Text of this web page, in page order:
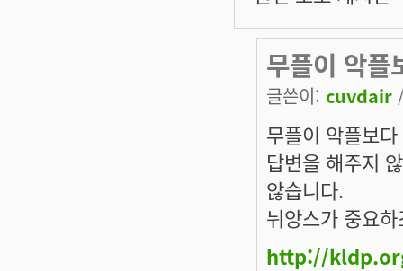
무플이 악플
글쓴이: cuvdair
무플이 악플보
답변을 해주지
않습니다.
뉘앙스가 중요
http://